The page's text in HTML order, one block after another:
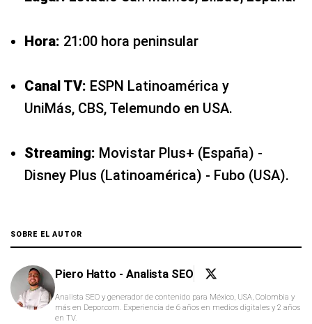
Hora: 21:00 hora peninsular
Canal TV: ESPN Latinoamérica y
UniMás, CBS, Telemundo en USA.
Streaming: Movistar Plus+ (España) -
Disney Plus (Latinoamérica) - Fubo (USA).
SOBRE EL AUTOR
Piero Hatto - Analista SEO
Analista SEO y generador de contenido para México, USA, Colombia y
más en Depor.com. Experiencia de 6 años en medios digitales y 2 años
en TV.